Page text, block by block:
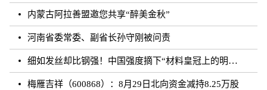
内蒙古阿拉善盟邀您共享“醉美金秋”
河南省委常委、副省长孙守刚被问责
细如发丝却比钢强！中国强度摘下“材料皇冠上的明珠”
梅雁吉祥（600868）：8月29日北向资金减持8.25万股